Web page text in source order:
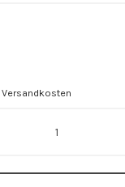
Versandkosten